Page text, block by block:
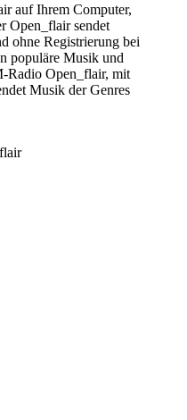
auf Ihrem Computer,
Open_flair sendet
ohne Registrierung bei
populäre Musik und
Radio Open_flair, mit
Musik der Genres